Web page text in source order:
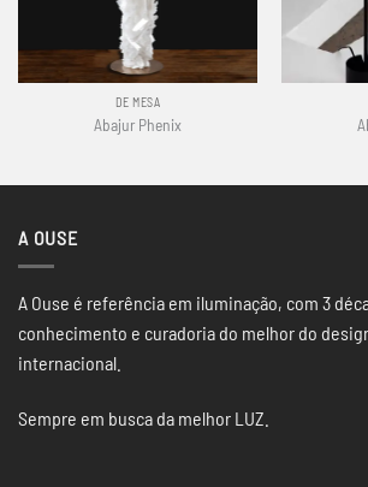
DE MESA
Abajur Phenix
A OUSE
A Ouse é referência em iluminação, com 3
conhecimento e curadoria do melhor do
internacional.
Sempre em busca da melhor LUZ.